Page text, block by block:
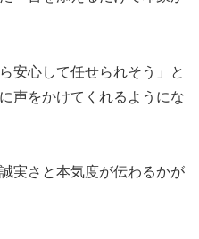
安心して任せられそう」と
声をかけてくれるようにな
実さと本気度が伝わるかが